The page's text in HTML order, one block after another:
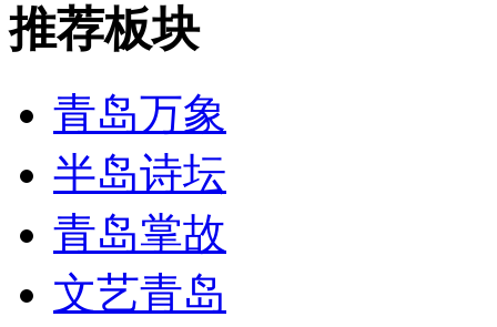
推荐板块
青岛万象
半岛诗坛
青岛掌故
文艺青岛